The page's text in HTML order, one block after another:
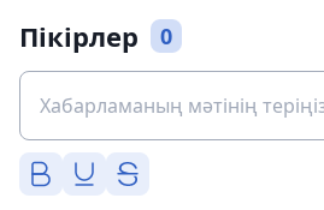
Пікірлер 0